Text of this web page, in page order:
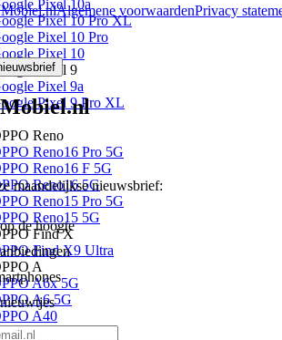
Pixel 10a
Pixel 10 Pro XL
Pixel 10 Pro
Pixel 10
Pixel 9
Pixel 9a
Pixel 9 Pro XL
Reno
Reno16 Pro 5G
Reno16 F 5G
Reno16 5G
Reno15 Pro 5G
Reno15 5G
Find X
Find X9 Ultra
A
A6x 5G
A6 5G
A40
Algemene voorwaardenPrivacy
maandelijkse nieuwsbrief:
de hoogte